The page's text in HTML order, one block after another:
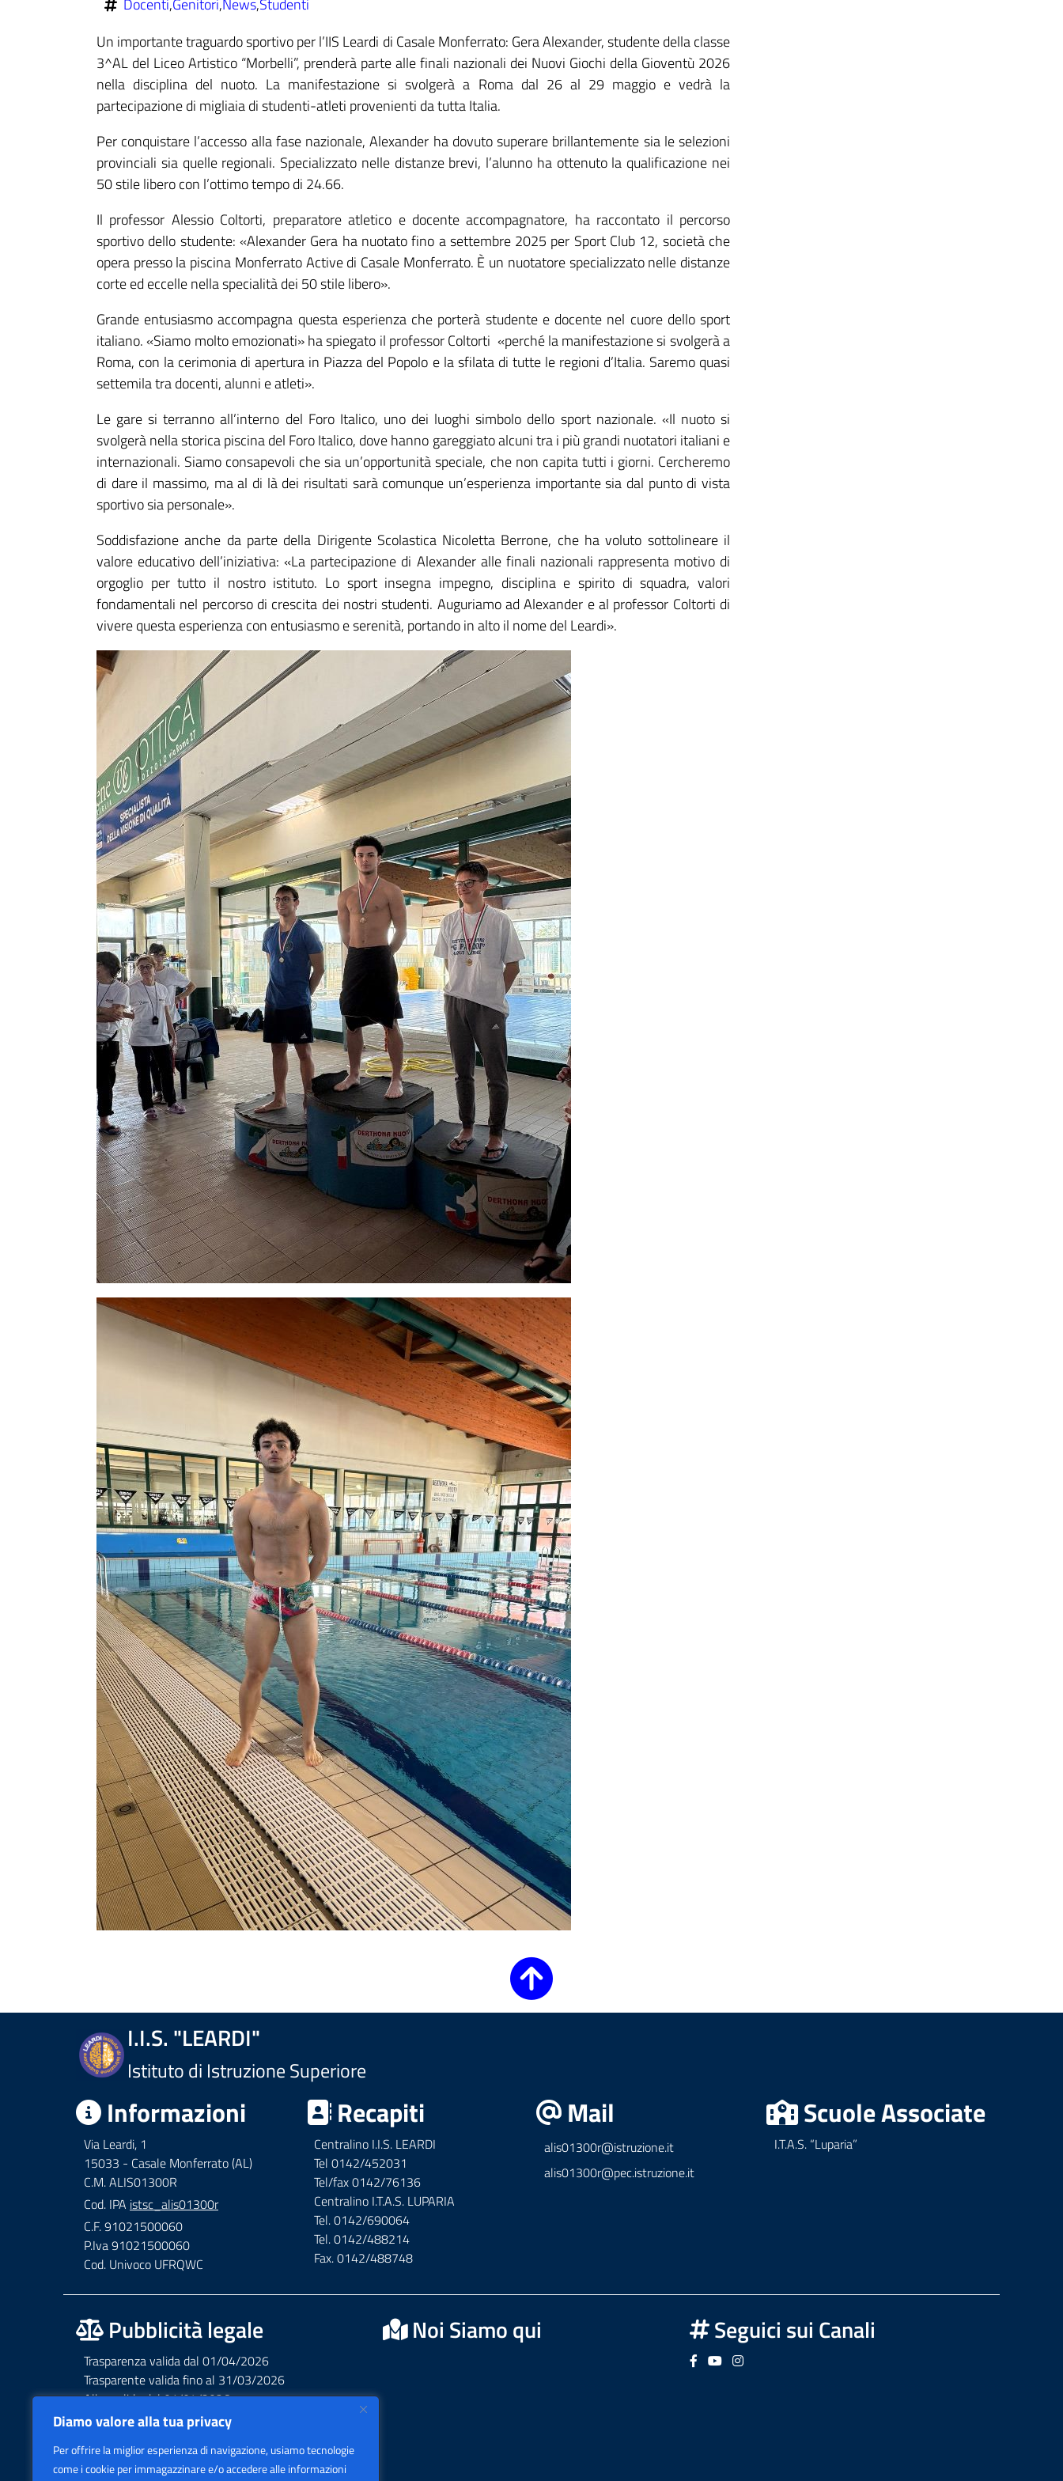
Diamo valore alla tua privacy
Per offrire la miglior esperienza di navigazione, usiamo tecnologie
come i cookie per immagazzinare e/o accedere alle informazioni
Docenti,Genitori,News,Studenti
Un importante traguardo sportivo per l’IIS Leardi di Casale Monferrato: Gera Alexander, studente della classe
3^AL del Liceo Artistico “Morbelli”, prenderà parte alle finali nazionali dei Nuovi Giochi della Gioventù 2026
nella disciplina del nuoto. La manifestazione si svolgerà a Roma dal 26 al 29 maggio e vedrà la
partecipazione di migliaia di studenti-atleti provenienti da tutta Italia.
Per conquistare l’accesso alla fase nazionale, Alexander ha dovuto superare brillantemente sia le selezioni
provinciali sia quelle regionali. Specializzato nelle distanze brevi, l’alunno ha ottenuto la qualificazione nei
50 stile libero con l’ottimo tempo di 24.66.
Il professor Alessio Coltorti, preparatore atletico e docente accompagnatore, ha raccontato il percorso
sportivo dello studente: «Alexander Gera ha nuotato fino a settembre 2025 per Sport Club 12, società che
opera presso la piscina Monferrato Active di Casale Monferrato. È un nuotatore specializzato nelle distanze
corte ed eccelle nella specialità dei 50 stile libero».
Grande entusiasmo accompagna questa esperienza che porterà studente e docente nel cuore dello sport
italiano. «Siamo molto emozionati» ha spiegato il professor Coltorti «perché la manifestazione si svolgerà a
Roma, con la cerimonia di apertura in Piazza del Popolo e la sfilata di tutte le regioni d’Italia. Saremo quasi
settemila tra docenti, alunni e atleti».
Le gare si terranno all’interno del Foro Italico, uno dei luoghi simbolo dello sport nazionale. «Il nuoto si
svolgerà nella storica piscina del Foro Italico, dove hanno gareggiato alcuni tra i più grandi nuotatori italiani e
internazionali. Siamo consapevoli che sia un’opportunità speciale, che non capita tutti i giorni. Cercheremo
di dare il massimo, ma al di là dei risultati sarà comunque un’esperienza importante sia dal punto di vista
sportivo sia personale».
Soddisfazione anche da parte della Dirigente Scolastica Nicoletta Berrone, che ha voluto sottolineare il
valore educativo dell’iniziativa: «La partecipazione di Alexander alle finali nazionali rappresenta motivo di
orgoglio per tutto il nostro istituto. Lo sport insegna impegno, disciplina e spirito di squadra, valori
fondamentali nel percorso di crescita dei nostri studenti. Auguriamo ad Alexander e al professor Coltorti di
vivere questa esperienza con entusiasmo e serenità, portando in alto il nome del Leardi».
I.I.S. "LEARDI"
Istituto di Istruzione Superiore
Informazioni
Via Leardi, 1
15033 - Casale Monferrato (AL)
C.M. ALIS01300R
Cod. IPA istsc_alis01300r
C.F. 91021500060
P.Iva 91021500060
Cod. Univoco UFRQWC
Recapiti
Centralino I.I.S. LEARDI
Tel 0142/452031
Tel/fax 0142/76136
Centralino I.T.A.S. LUPARIA
Tel. 0142/690064
Tel. 0142/488214
Fax. 0142/488748
Mail
alis01300r@istruzione.it
alis01300r@pec.istruzione.it
Scuole Associate
I.T.A.S. “Luparia”
Pubblicità legale
Trasparenza valida dal 01/04/2026
Trasparente valida fino al 31/03/2026
Albo valido dal 01/04/2026
Albo valido fino al 31/03/2026
Accessibilità AGID Form
Noi Siamo qui Seguici sui Canali
Seguici su Facebook
Seguici su YouTube
Seguici su Instagram